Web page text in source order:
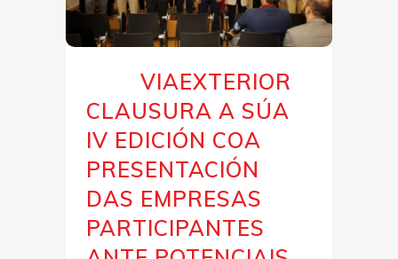
VIAEXTERIOR
CLAUSURA A SÚA
IV EDICIÓN COA
PRESENTACIÓN
DAS EMPRESAS
PARTICIPANTES